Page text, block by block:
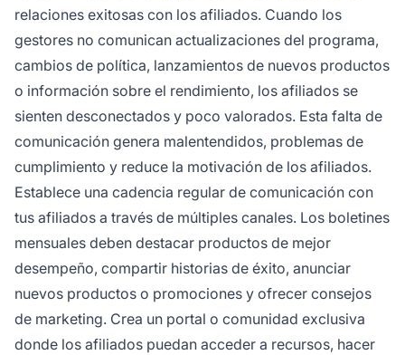
relaciones exitosas con los afiliados. Cuando los
gestores no comunican actualizaciones del programa,
cambios de política, lanzamientos de nuevos productos
o información sobre el rendimiento, los afiliados se
sienten desconectados y poco valorados. Esta falta de
comunicación genera malentendidos, problemas de
cumplimiento y reduce la motivación de los afiliados.
Establece una cadencia regular de comunicación con
tus afiliados a través de múltiples canales. Los boletines
mensuales deben destacar productos de mejor
desempeño, compartir historias de éxito, anunciar
nuevos productos o promociones y ofrecer consejos
de marketing. Crea un portal o comunidad exclusiva
donde los afiliados puedan acceder a recursos, hacer